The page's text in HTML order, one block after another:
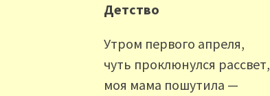
Детство
Утром первого апреля,
чуть проклюнулся рассвет,
моя мама пошутила —